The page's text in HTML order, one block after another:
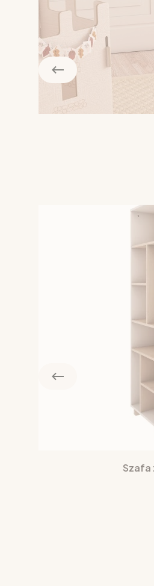
Szafa